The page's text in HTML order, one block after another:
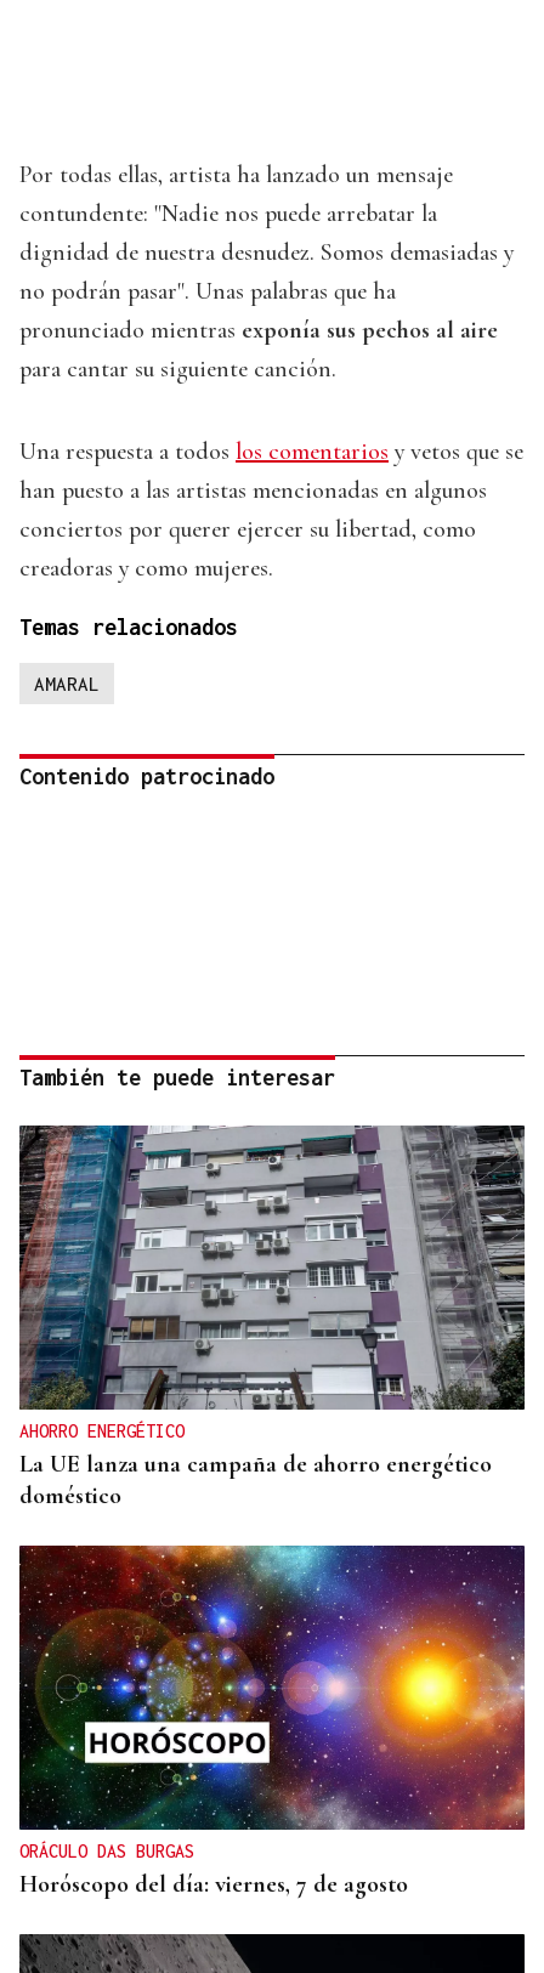
Por todas ellas, artista ha lanzado un mensaje
contundente: "Nadie nos puede arrebatar la
dignidad de nuestra desnudez. Somos demasiadas y
no podrán pasar". Unas palabras que ha
pronunciado mientras exponía sus pechos al aire
para cantar su siguiente canción.
Una respuesta a todos los comentarios y vetos que se
han puesto a las artistas mencionadas en algunos
conciertos por querer ejercer su libertad, como
creadoras y como mujeres.
Temas relacionados
AMARAL
Contenido patrocinado
También te puede interesar
AHORRO ENERGÉTICO
La UE lanza una campaña de ahorro energético
doméstico
ORÁCULO DAS BURGAS
Horóscopo del día: viernes, 7 de agosto